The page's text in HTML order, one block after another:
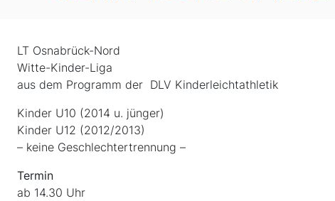
LT Osnabrück-Nord
Witte-Kinder-Liga
aus dem Programm der DLV Kinderleichtathletik
Kinder U10 (2014 u. jünger)
Kinder U12 (2012/2013)
– keine Geschlechtertrennung –
Termin
ab 14.30 Uhr